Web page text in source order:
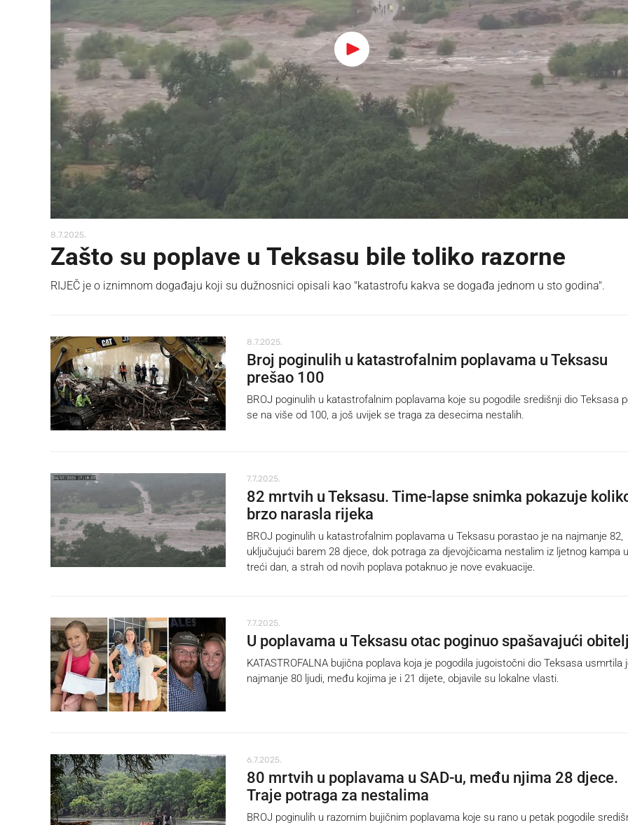
8.7.2025.
Zašto su poplave u Teksasu bile toliko razorne
RIJEČ je o iznimnom događaju koji su dužnosnici opisali kao "katastrofu kakva se događa jednom u sto godina".
8.7.2025.
Broj poginulih u katastrofalnim poplavama u Teksasu
prešao 100
BROJ poginulih u katastrofalnim poplavama koje su pogodile središnji dio Teksasa
se na više od 100, a još uvijek se traga za desecima nestalih.
7.7.2025.
82 mrtvih u Teksasu. Time-lapse snimka pokazuje
brzo narasla rijeka
BROJ poginulih u katastrofalnim poplavama u Teksasu porastao je na najmanje 82,
uključujući barem 28 djece, dok potraga za djevojčicama nestalim iz ljetnog kampa
treći dan, a strah od novih poplava potaknuo je nove evakuacije.
7.7.2025.
U poplavama u Teksasu otac poginuo spašavajući obitelj
KATASTROFALNA bujična poplava koja je pogodila jugoistočni dio Teksasa usmrtila
najmanje 80 ljudi, među kojima je i 21 dijete, objavile su lokalne vlasti.
6.7.2025.
80 mrtvih u poplavama u SAD-u, među njima 28 djece.
Traje potraga za nestalima
BROJ poginulih u razornim bujičnim poplavama koje su rano u petak pogodile